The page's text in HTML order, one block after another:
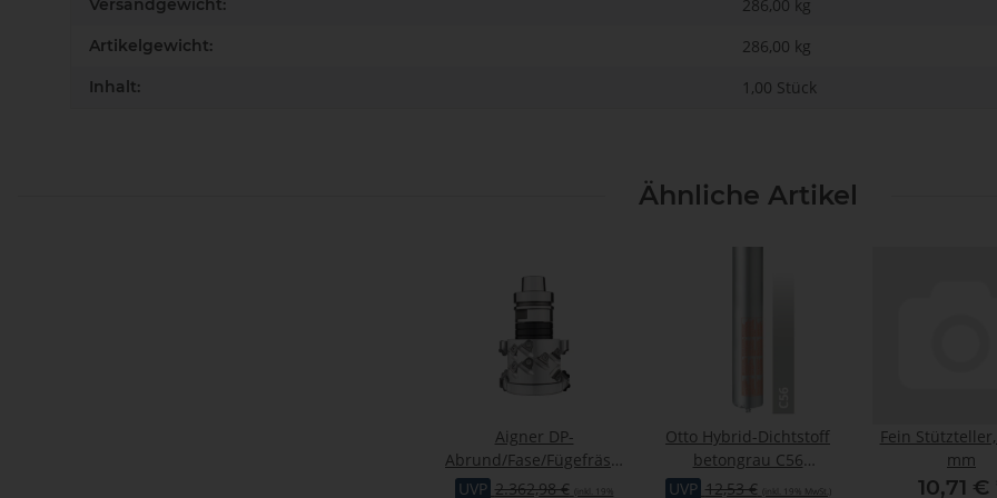
Versandgewicht: 286,00 kg
Artikelgewicht: 286,00 kg
Inhalt: 1,00 Stück
Ähnliche Artikel
Aigner DP-
Abrund/Fase/Fügefräser
"Konstantin Speedy"
UVP 2.362,98 €
(inkl. 19%
Otto Hybrid-Dichtstoff
betongrau C56
glänzend "OTTOSEAL®
UVP 12,53 € (inkl. 19% MwSt.)
Fein
mm
10,71 €